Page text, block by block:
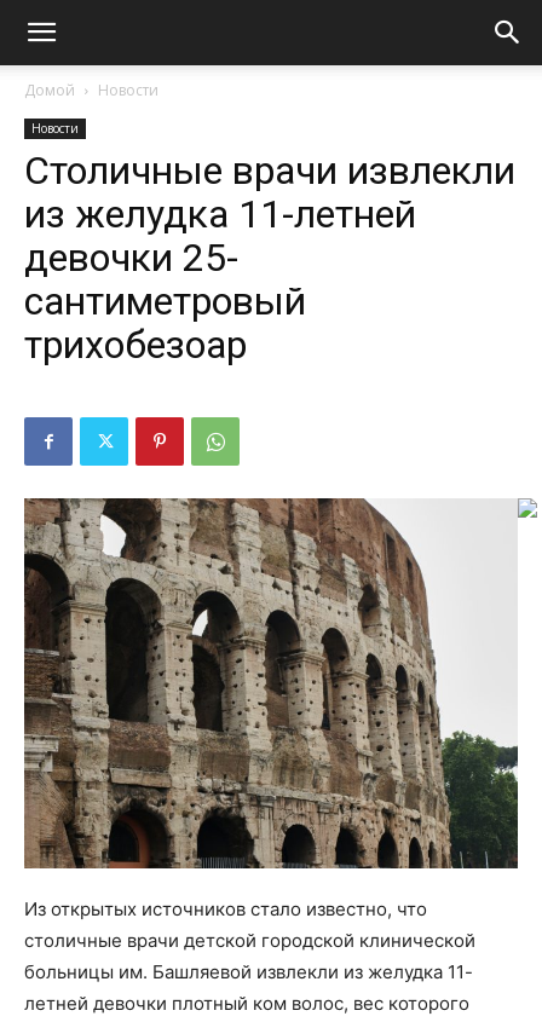
Домой Новости
Новости
Столичные врачи извлекли
из желудка 11-летней
девочки 25-
сантиметровый
трихобезоар
Из открытых источников стало известно, что
столичные врачи детской городской клинической
больницы им. Башляевой извлекли из желудка 11-
летней девочки плотный ком волос, вес которого